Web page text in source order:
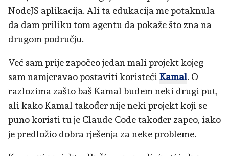
NodeJS aplikacija. Ali ta edukacija me potaknula
da dam priliku tom agentu da pokaže što zna na
drugom području.
Već sam prije započeo jedan mali projekt kojeg
sam namjeravao postaviti koristeći Kamal. O
razlozima zašto baš Kamal budem neki drugi put,
ali kako Kamal također nije neki projekt koji se
puno koristi tu je Claude Code također zapeo, iako
je predložio dobra rješenja za neke probleme.